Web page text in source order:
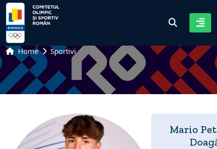
Home Sportivi
Mario